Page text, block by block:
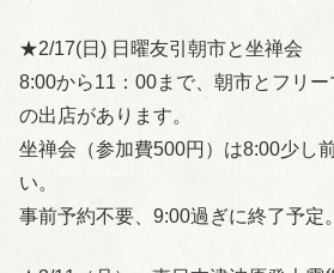
★2/17(日) 日曜友引朝市と坐禅会
8:00から11：00まで、朝市とフリ
の出店があります。
坐禅会（参加費500円）は8:00少し
い。
事前予約不要、9:00過ぎに終了予定。